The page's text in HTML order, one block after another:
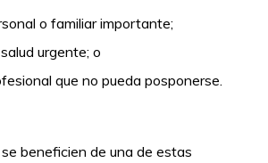
o familiar importante;
urgente; o
que no pueda posponerse.
beneficien de una de estas